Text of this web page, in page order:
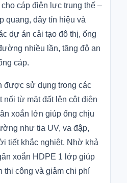
cáp điện lực trung thế –
quang, dây tín hiệu và
dự án cải tạo đô thị, ống
nhiều lần, tăng độ an
cáp.
được sử dụng trong các
nối từ mặt đất lên cột điện
xoắn lớn giúp ống chịu
như tia UV, va đập,
tiết khắc nghiệt. Nhờ khả
xoắn HDPE 1 lớp giúp
thi công và giảm chi phí